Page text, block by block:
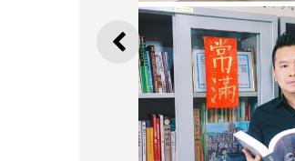
ANTERIOR